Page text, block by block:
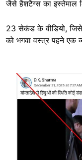
जैसे हैशटैग्स का इस्तेमाल
23 सेकंड के वीडियो, जिसे
को भगवा वस्त्र पहने एक
Image